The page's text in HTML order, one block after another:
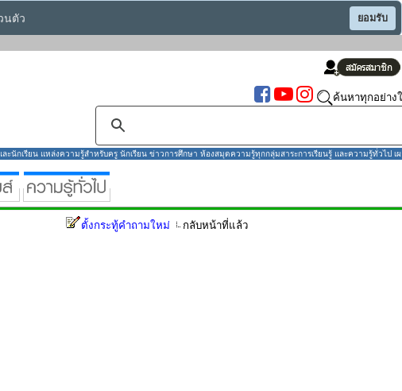
นตัว ยอมรับ
ค้นหาทุกอย่าง
นักเรียน แหล่งความรู้สำหรับครู นักเรียน ข่าวการศึกษา ห้องสมุดความรู้ทุกกลุ่มสาระการเรียนรู้ และความรู้ทั่วไป เ
ตั้งกระทู้คำถามใหม่ กลับหน้าที่แล้ว